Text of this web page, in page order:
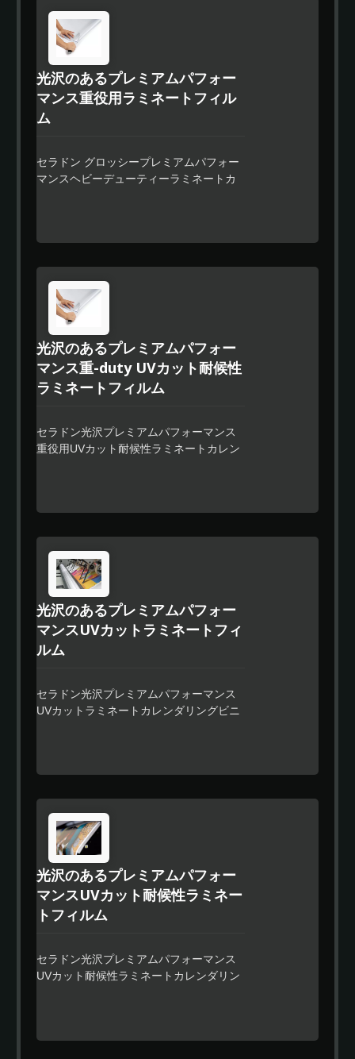
性も長時間の保護を提供します。 そのプ
レミアム特殊強力接着剤は、残留物のな
いデザインを提供するだけでなく、ユー
ザーがロール全体を一度にラミネートす
る必要がないノンパウジングストリップ
デザインも提供しています。ユーザーは
どこでも停止でき、一時停止ラインを残
さずに停止することができます。 セラ
と信頼性のある性能を持ち、特に車両や
波形表面の部分的または全体的なラッピ
光沢のあるプレミアムパフォー
マンス重役用ラミネートフィル
ム
セラドン グロッシープレミアムパフォー
マンスヘビーデューティーラミネートカ
0.3mmのポリマービニールフィルムで
さらなる保護を提供します。 そのプレミ
アム特殊強力接着剤は、残留物のないデ
ザインを提供するだけでなく、ユーザー
がロール全体を一度にラミネートする必
要がない非中断ストリップデザインも提
供しています。ユーザーはどこでも停止
でき、中断線を残さずに止めることがで
きます。 セラドンラミネートフィルム
ち、特に車両や波形表面の部分的または
全体的なラッピングに適しています。
光沢のあるプレミアムパフォー
マンス重-duty UVカット耐候性
ラミネートフィルム
セラドン光沢プレミアムパフォーマンス
重役用UVカット耐候性ラミネートカレン
のポリマーピーエスシービニールフィル
がさらに長い期間保護することも可能で
す。 そのプレミアムな特殊強力接着剤
は、残留物のないデザインを提供するだ
けでなく、ユーザーがロール全体を一度
にラミネートする必要がなく、どこでも
停止できるノンパウジングストリップデ
ザインを提供します。どこでも停止する
改良しましたので、ユーザーは一般的な
温度条件と同じ接着性をお楽しみいただ
包装に適しています。 製品は溶剤、エ
コソルベント、ラテックスの標準的なデ
ジタル印刷技術と互換性があります。
光沢のあるプレミアムパフォー
マンスUVカットラミネートフィ
ルム
セラドン光沢プレミアムパフォーマンス
UVカットラミネートカレンダリングビニ
ルフィルムで、UV吸収特性を備えていま
は、残留物のないデザインを提供するだ
けでなく、ユーザーがロール全体を一度
にラミネートする必要がなく、どこでも
停止できるノンパウジングストリップデ
ザインを提供します。どこでも停止する
際には、一切の停止線を残しません。
セラドンラミネートフィルムは、優れた
表面の部分的または全体的な包装に適し
ています。 製品は溶剤、エコソルベン
光沢のあるプレミアムパフォー
マンスUVカット耐候性ラミネー
トフィルム
セラドン光沢プレミアムパフォーマンス
UVカット耐候性ラミネートカレンダリン
ビニールフィルムです。 そのプレミアム